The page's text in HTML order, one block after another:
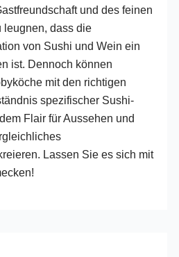
und des feinen
leugnen, dass die
von Sushi und Wein ein
ist. Dennoch können
mit den richtigen
spezifischer Sushi-
Flair für Aussehen und
Lassen Sie es sich mit